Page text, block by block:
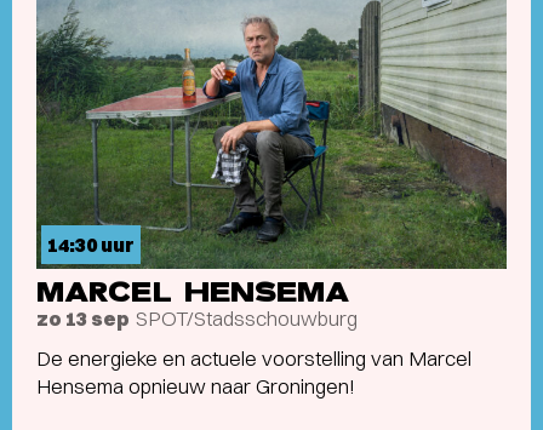
14:30 uur
MARCEL HENSEMA
zo 13 sep SPOT/Stadsschouwburg
De energieke en actuele voorstelling van Marcel
Hensema opnieuw naar Groningen!